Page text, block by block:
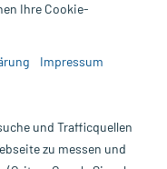
ausschließlich für
einen Arzt. Bitte
Webseite benutzt
wichtigen Hinweise in
einer Bestellung
Ihre Cookie-
Impressum
und Trafficquellen
zu messen und